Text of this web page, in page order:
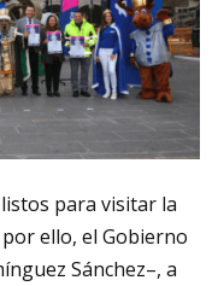
para visitar la
ello, el Gobierno
Sánchez–, a